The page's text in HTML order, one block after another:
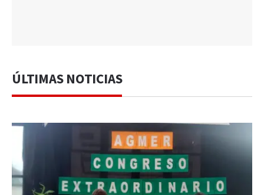
ÚLTIMAS NOTICIAS